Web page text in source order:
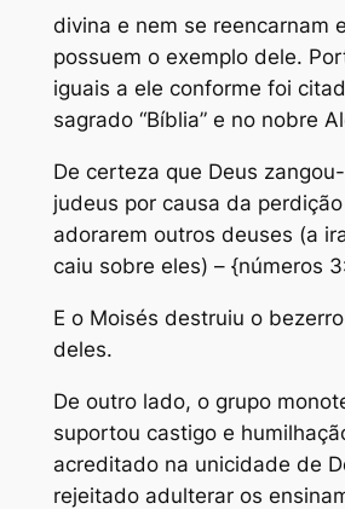
divina e nem se reencarnam
possuem o exemplo dele.
iguais a ele conforme foi
sagrado “Bíblia” e no nobre
De certeza que Deus
judeus por causa da
adorarem outros deuses (a
caiu sobre eles) – {números
E o Moisés destruiu o
deles.
De outro lado, o grupo
suportou castigo e
acreditado na unicidade de
rejeitado adulterar os